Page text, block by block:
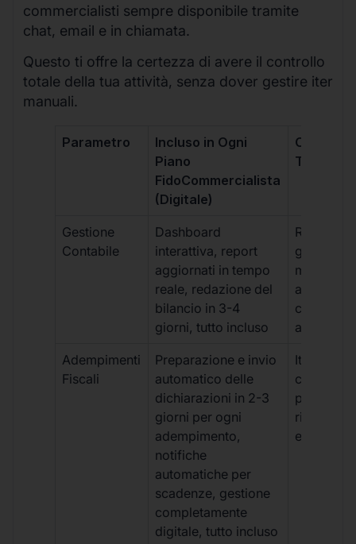
commercialisti sempre disponibile tramite
chat, email e in chiamata.
Questo ti offre la certezza di avere il controllo
totale della tua attività, senza dover gestire iter
manuali.
Parametro
Incluso in Ogni
Piano
FidoCommercialista
(Digitale)
Gestione
Contabile
Dashboard
interattiva, report
aggiornati in tempo
reale, redazione del
bilancio in 3-4
giorni, tutto incluso
Report
gestione
manuale,
con
aggiuntivi
Adempimenti
Fiscali
Preparazione e invio
automatico delle
dichiarazioni in 2-3
giorni per ogni
adempimento,
notifiche
automatiche per
scadenze, gestione
completamente
digitale, tutto incluso
Iter
costi
per ogni
rischio di
e